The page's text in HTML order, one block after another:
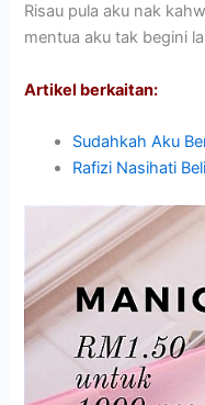
Risau pula aku nak
mentua aku tak begini
Artikel berkaitan:
Sudahkah Aku
Rafizi Nasihati